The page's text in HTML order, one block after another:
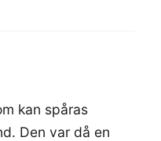
kan spåras
Den var då en